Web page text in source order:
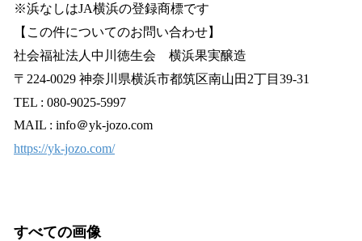
※浜なしはJA横浜の登録商標です
【この件についてのお問い合わせ】
社会福祉法人中川徳生会 横浜果実醸造
〒224-0029 神奈川県横浜市都筑区南山田2丁目39-31
TEL : 080-9025-5997
MAIL : info＠yk-jozo.com
https://yk-jozo.com/
すべての画像